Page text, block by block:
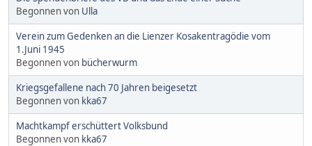
Begonnen von Ulla
Verein zum Gedenken an die Lienzer Kosakentragödie vom
1.Juni 1945
Begonnen von bücherwurm
Kriegsgefallene nach 70 Jahren beigesetzt
Begonnen von kka67
Machtkampf erschüttert Volksbund
Begonnen von kka67